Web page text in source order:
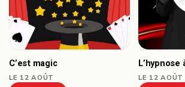
C’est magic
LE 12 AOÛT LE 12 AOÛT